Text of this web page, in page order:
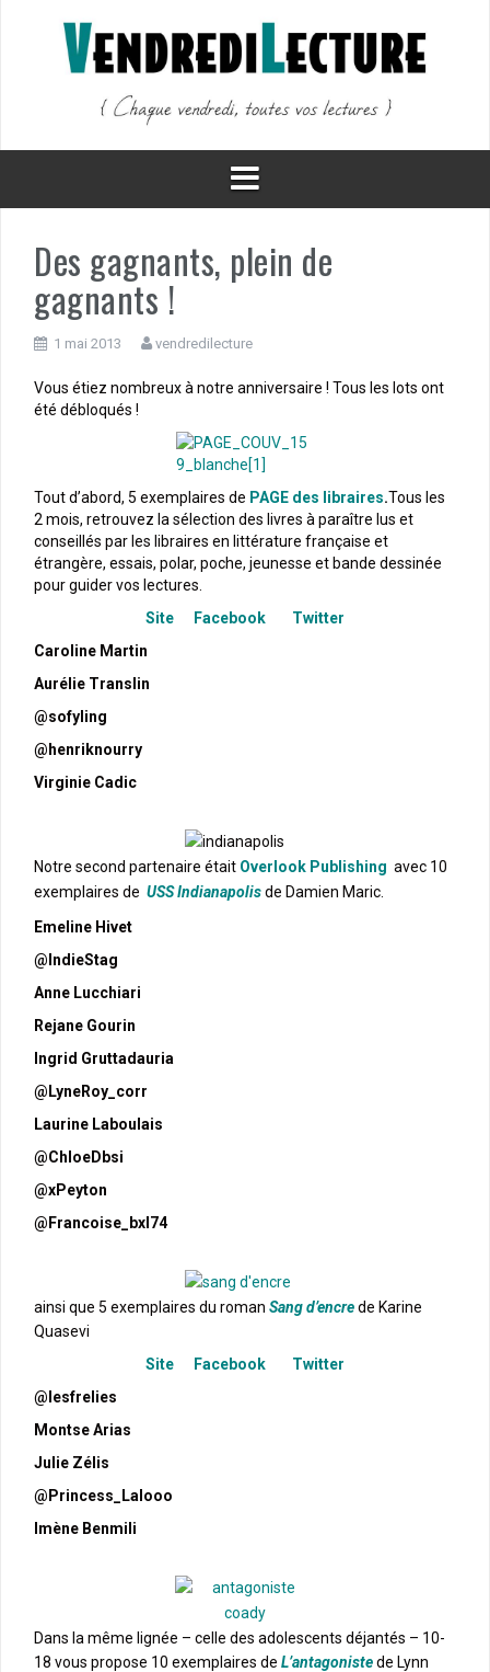
Des gagnants, plein de
gagnants !
1 mai 2013 vendredilecture
Vous étiez nombreux à notre anniversaire ! Tous les lots ont
été débloqués !
Tout d’abord, 5 exemplaires de PAGE des libraires.Tous les
2 mois, retrouvez la sélection des livres à paraître lus et
conseillés par les libraires en littérature française et
étrangère, essais, polar, poche, jeunesse et bande dessinée
pour guider vos lectures.
Site Facebook
Twitter
Caroline Martin
Aurélie Translin
@sofyling
@henriknourry
Virginie Cadic
Notre second partenaire était Overlook Publishing avec 10
exemplaires de USS Indianapolisde Damien Maric.
Emeline Hivet
@IndieStag
Anne Lucchiari
Rejane Gourin
Ingrid Gruttadauria
@LyneRoy_corr
Laurine Laboulais
@ChloeDbsi
@xPeyton
@Francoise_bxl74
ainsi que 5 exemplaires du roman Sang d’encrede Karine
Quasevi
Site Facebook Twitter
@lesfrelies
Montse Arias
Julie Zélis
@Princess_Lalooo
Imène Benmili
Dans la même lignée – celle des adolescents déjantés – 10-
18 vous propose 10 exemplaires de L’antagonistede Lynn